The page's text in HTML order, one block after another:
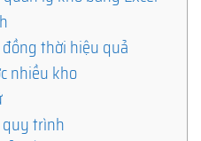
thời hiệu quả
nhiều kho
trình